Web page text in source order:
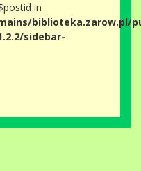
in
biblioteka.zarow.pl/
sidebar-